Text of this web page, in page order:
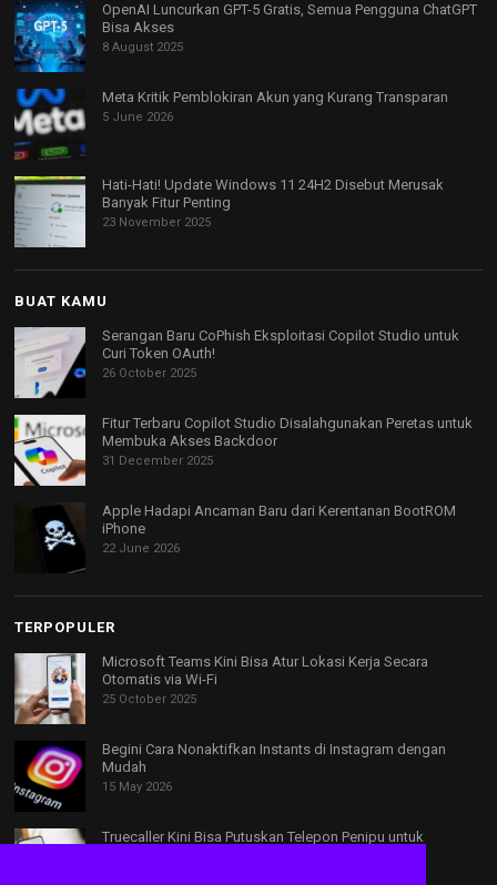
OpenAI Luncurkan GPT-5 Gratis, Semua Pengguna ChatGPT
Bisa Akses
8 August 2025
Meta Kritik Pemblokiran Akun yang Kurang Transparan
5 June 2026
Hati-Hati! Update Windows 11 24H2 Disebut Merusak
Banyak Fitur Penting
23 November 2025
BUAT KAMU
Serangan Baru CoPhish Eksploitasi Copilot Studio untuk
Curi Token OAuth!
26 October 2025
Fitur Terbaru Copilot Studio Disalahgunakan Peretas untuk
Membuka Akses Backdoor
31 December 2025
Apple Hadapi Ancaman Baru dari Kerentanan BootROM
iPhone
22 June 2026
TERPOPULER
Microsoft Teams Kini Bisa Atur Lokasi Kerja Secara
Otomatis via Wi-Fi
25 October 2025
Begini Cara Nonaktifkan Instants di Instagram dengan
Mudah
15 May 2026
Truecaller Kini Bisa Putuskan Telepon Penipu untuk